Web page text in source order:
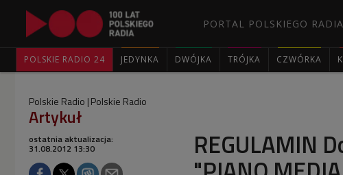
PORTAL POLSKIEGO
POLSKIE RADIO 24 JEDYNKA DWÓJKA TRÓJKA CZWÓRKA
Polskie Radio Polskie Radio
Artykuł
REGULAMIN
ostatnia aktualizacja:
31.08.2012 13:30